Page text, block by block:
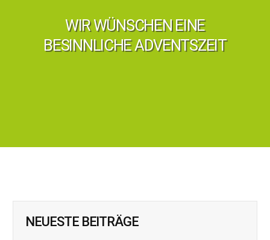
WIR WÜNSCHEN EINE
BESINNLICHE ADVENTSZEIT
NEUESTE BEITRÄGE